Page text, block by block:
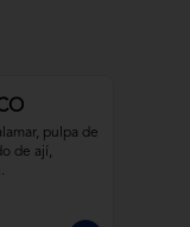
pulpa de
de ají,